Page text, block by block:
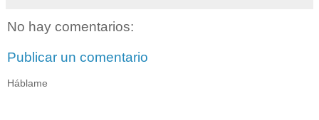
No hay comentarios:
Publicar un comentario
Háblame